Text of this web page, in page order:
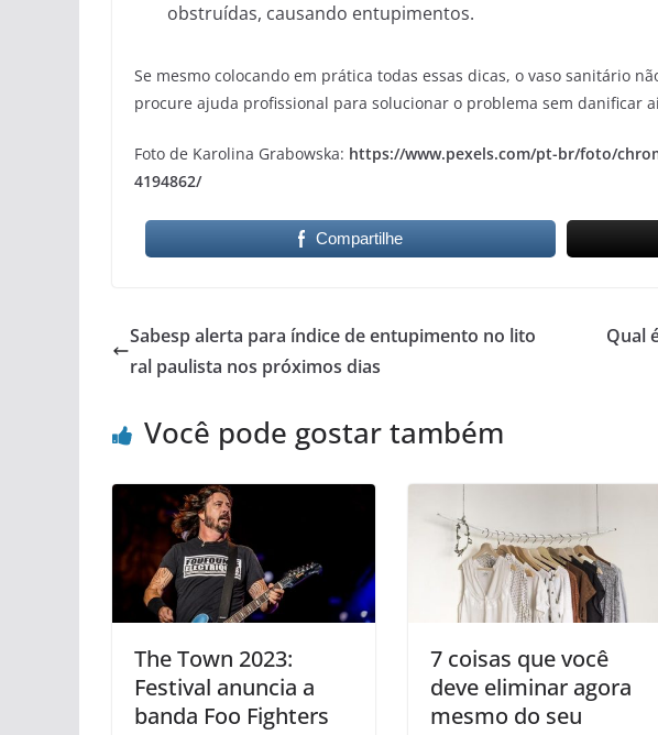
obstruídas, causando entupimentos.
Se mesmo colocando em prática todas essas dicas, o vaso sanitário
procure ajuda profissional para solucionar o problema sem danificar
Foto de Karolina Grabowska: https://www.pexels.com/pt-br/foto/
4194862/
Compartilhe
Sabesp alerta para índice de entupimento no lito
ral paulista nos próximos dias
Qual
Você pode gostar também
The Town 2023:
Festival anuncia a
banda Foo Fighters
7 coisas que você
deve eliminar agora
mesmo do seu